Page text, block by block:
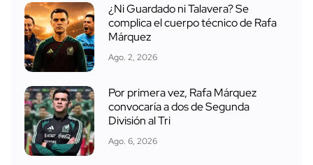
¿Ni Guardado ni Talavera? Se
complica el cuerpo técnico de Rafa
Márquez
Ago. 2, 2026
Por primera vez, Rafa Márquez
convocaría a dos de Segunda
División al Tri
Ago. 6, 2026